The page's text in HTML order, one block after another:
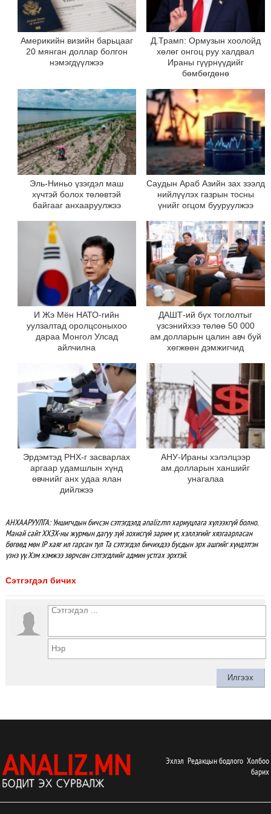
Америкийн визийн барьцааг
20 мянган доллар болгон
нэмэгдүүлжээ
Д.Трамп: Ормузын хоолойд
хөлөг онгоц руу халдвал
Ираны гүүрнүүдийг
бөмбөгдөнө
Эль-Ниньо үзэгдэл маш
хүчтэй болох төлөвтэй
байгааг анхааруулжээ
Саудын Араб Азийн зах зээлд
нийлүүлэх газрын тосны
үнийг огцом бууруулжээ
И Жэ Мён НАТО-гийн
уулзалтад оролцсоныхоо
дараа Монгол Улсад
айлчилна
ДАШТ-ий бүх тоглолтыг
үзсэнийхээ төлөө 50 000
ам.долларын цалин авч буй
хөгжөөн дэмжигчид
Эрдэмтэд РНХ-г засварлах
аргаар удамшлын хүнд
өвчнийг анх удаа ялан
дийлжээ
АНУ-Ираны хэлэлцээр
ам.долларын ханшийг
унагалаа
АНХААРУУЛГА: Уншигчдын бичсэн сэтгэгдэлд analiz.mn хариуцлага хүлээхгүй болно.
Манай сайт ХХЗХ-ны журмын дагуу зүй зохисгүй зарим үг, хэллэгийг хязгаарласан
бөгөөд мөн IP хаяг ил гарсан тул Та сэтгэгдэл бичихдээ бусдын эрх ашгийг хүндэтгэн
үзнэ үү. Хэм хэмжээ зөрчсөн сэтгэгдлийг админ устгах эрхтэй.
Сэтгэгдэл бичих
Эхлэл Редакцын бодлого Холбоо
барих